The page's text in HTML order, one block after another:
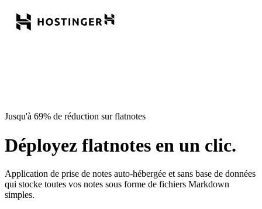
Jusqu'à 69% de réduction sur flatnotes
Déployez flatnotes en un clic.
Application de prise de notes auto-hébergée et sans base de données
qui stocke toutes vos notes sous forme de fichiers Markdown
simples.